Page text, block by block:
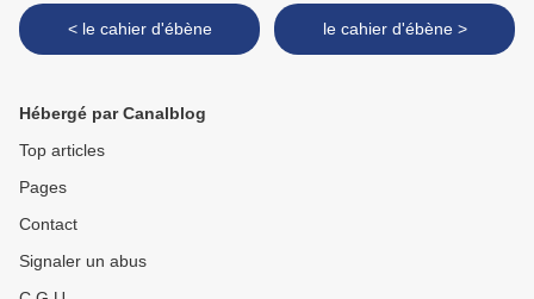
< le cahier d'ébène le cahier d'ébène >
Hébergé par Canalblog
Top articles
Pages
Contact
Signaler un abus